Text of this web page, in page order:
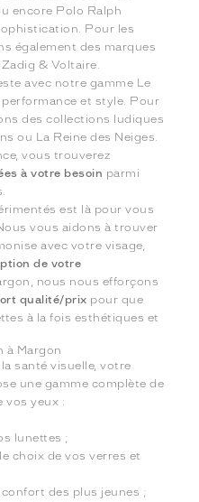
encore Polo Ralph
Pour les
également des marques
& Voltaire.
avec notre gamme Le
et style. Pour
des collections ludiques
ou La Reine des Neiges.
vous trouverez
à votre besoin parmi
est là pour vous
vous aidons à trouver
avec votre visage,
de votre
nous nous efforçons
qualité/prix pour que
à la fois esthétiques et
à Margon
santé visuelle, votre
une gamme complète de
vos yeux :
lunettes ;
choix de vos verres et
des plus jeunes ;